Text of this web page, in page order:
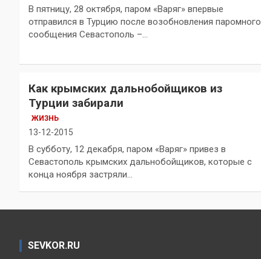
В пятницу, 28 октября, паром «Варяг» впервые
отправился в Турцию после возобновления паромного
сообщения Севастополь –…
Как крымских дальнобойщиков из
Турции забирали
ЖИЗНЬ
13-12-2015
В субботу, 12 декабря, паром «Варяг» привез в
Севастополь крымских дальнобойщиков, которые с
конца ноября застряли…
SEVKOR.RU